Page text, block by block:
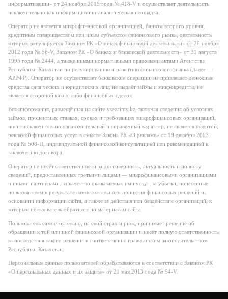
информатизации» от 24 ноября 2015 года № 418-V и осуществляет деятельность
исключительно как информационно-аналитическая площадка.
Оператор не является микрофинансовой организацией, банком второго уровня,
кредитным товариществом или иным субъектом финансового рынка, деятельность
которых регулируется Законом РК «О микрофинансовой деятельности» от 26 ноября
2012 года № 56-V, Законом РК «О банках и банковской деятельности» от 31 августа
1995 года № 2444, а также иными нормативными правовыми актами Агентства
Республики Казахстан по регулированию и развитию финансового рынка (далее —
АРРФР). Оператор не осуществляет банковские операции, не привлекает денежные
средства физических и юридических лиц, не выдаёт займы и микрокредиты, не
является стороной каких-либо финансовых сделок.
Вся информация, размещённая на сайте vsezaimy.kz, включая сведения об условиях
займов, процентных ставках, сроках и требованиях микрофинансовых организаций,
носит исключительно ознакомительный и справочный характер, не является офертой,
рекламой финансовых услуг в смысле Закона РК «О рекламе» от 19 декабря 2003
года № 508-II, индивидуальной финансовой консультацией или рекомендацией к
заключению договора.
Оператор не несёт ответственности за достоверность, актуальность и полноту
сведений, предоставленных третьими лицами — микрофинансовыми организациями
и иными партнёрами, за качество оказываемых ими услуг, за убытки, понесённые
пользователем в результате самостоятельного принятия финансовых решений на
основании информации сайта, а также за действия или бездействие организаций, к
которым пользователь обратился по материалам сайта.
Пользователь самостоятельно, на свой страх и риск, принимает решение об
обращении к той или иной финансовой организации и несёт полную ответственность
за последствия такого решения в соответствии с гражданским законодательством
Республики Казахстан.
Персональные данные пользователей обрабатываются в соответствии с Законом РК
«О персональных данных и их защите» от 21 мая 2013 года № 94-V.